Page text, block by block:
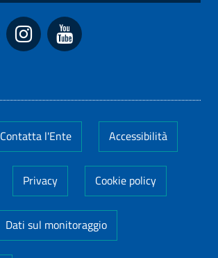
Contatta l'Ente Accessibilità
Privacy Cookie policy
Dati sul monitoraggio